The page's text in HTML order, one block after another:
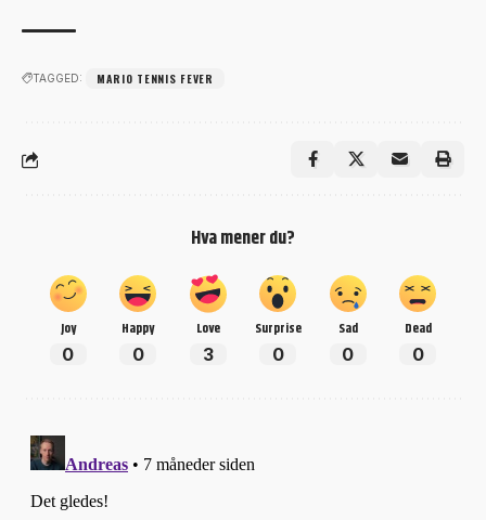
TAGGED: MARIO TENNIS FEVER
Hva mener du?
Joy
0
Happy
0
Love
3
Surprise
0
Sad
0
Dead
0